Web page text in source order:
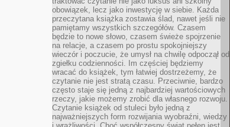
obowiązek, lecz jako inwestycję w siebie. Każda
przeczytana książka zostawia ślad, nawet jeśli nie
pamiętamy wszystkich szczegółów. Czasem
będzie to nowe słowo, czasem świeże spojrzenie
na relacje, a czasem po prostu spokojniejszy
wieczór i poczucie, że umysł na chwilę odpoczął od
zgiełku codzienności. Im częściej będziemy
wracać do książek, tym łatwiej dostrzeżemy, że
czytanie nie jest stratą czasu. Przeciwnie, bardzo
często staje się jedną z najbardziej wartościowych
rzeczy, jakie możemy zrobić dla własnego rozwoju.
Czytanie książek od stuleci było jedną z
najważniejszych form rozwijania wyobraźni, wiedzy